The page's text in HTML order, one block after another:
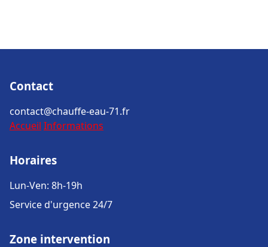
Contact
contact@chauffe-eau-71.fr
Accueil Informations
Horaires
Lun-Ven: 8h-19h
Service d'urgence 24/7
Zone intervention